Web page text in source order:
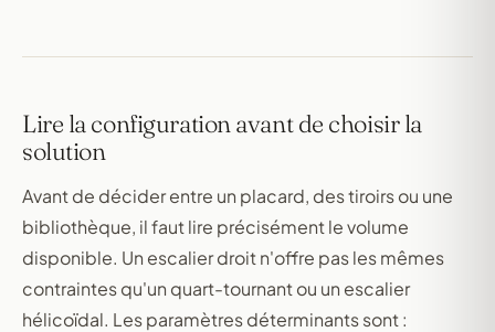
Lire la configuration avant de choisir la
solution
Avant de décider entre un placard, des tiroirs ou une
bibliothèque, il faut lire précisément le volume
disponible. Un escalier droit n'offre pas les mêmes
contraintes qu'un quart-tournant ou un escalier
hélicoïdal. Les paramètres déterminants sont :